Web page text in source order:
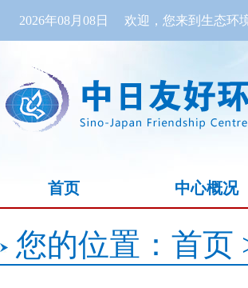
2026年08月08日 欢迎，您来到生态环
首页 中心概况
您的位置： 首页